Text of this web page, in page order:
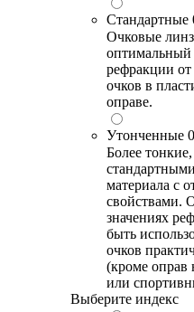
Стандартные
Очковые
оптимальный
рефракции
очков в
оправе.
Утонченные
Более
материала с
свойствами.
значениях
быть
очков
(кроме оправ
или
Выберите индекс